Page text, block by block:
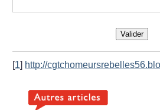
Valider
[1] http://